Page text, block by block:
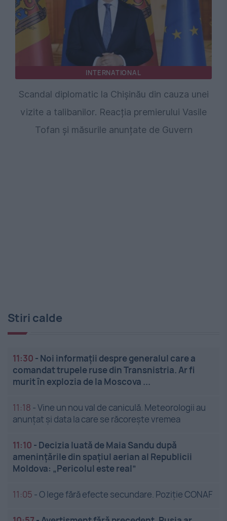
INTERNATIONAL
Scandal diplomatic la Chișinău din cauza unei
vizite a talibanilor. Reacția premierului Vasile
Tofan și măsurile anunțate de Guvern
Stiri calde
11:30 - Noi informații despre generalul care a
comandat trupele ruse din Transnistria. Ar fi
murit în explozia de la Moscova ...
11:18 -Vine un nou val de caniculă. Meteorologii au
anunțat și data la care se răcorește vremea
11:10 - Decizia luată de Maia Sandu după
amenințările din spațiul aerian al Republicii
Moldova: „Pericolul este real”
11:05 -O lege fără efecte secundare. Poziție CONAF